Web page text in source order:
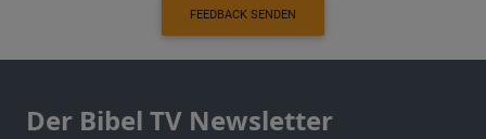
FEEDBACK SENDEN
Der Bibel TV Newsletter